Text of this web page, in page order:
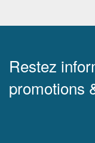
Restez
promotions